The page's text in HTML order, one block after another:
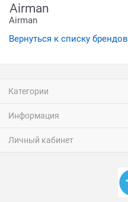
Airman
Airman
Вернуться к списку брендов
Категории
Информация
Личный кабинет